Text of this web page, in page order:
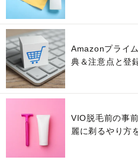
Amazonプライ
典＆注意点と登
VIO脱毛前の事
麗に剃るやり方